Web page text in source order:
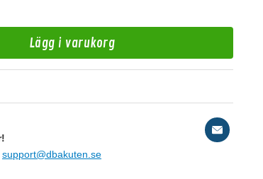
Lägg i varukorg
support@dbakuten.se